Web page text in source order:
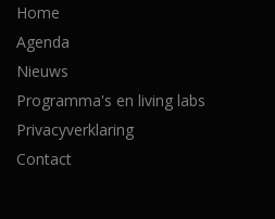
Home
Agenda
Nieuws
Programma's en living labs
Privacyverklaring
Contact